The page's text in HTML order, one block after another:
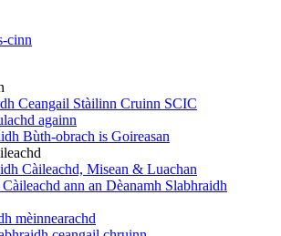
Ceangail Stàilinn Cruinn SCIC
againn
Bùth-obrach is Goireasan
Càileachd, Misean & Luachan
Càileachd ann an Dèanamh Slabhraidh
mèinnearachd